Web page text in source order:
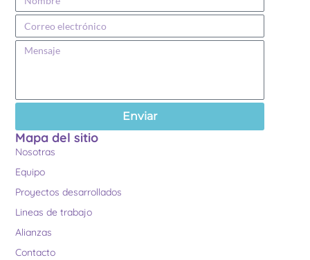
Enviar
Mapa del sitio
Nosotras
Equipo
Proyectos desarrollados
Lineas de trabajo
Alianzas
Contacto